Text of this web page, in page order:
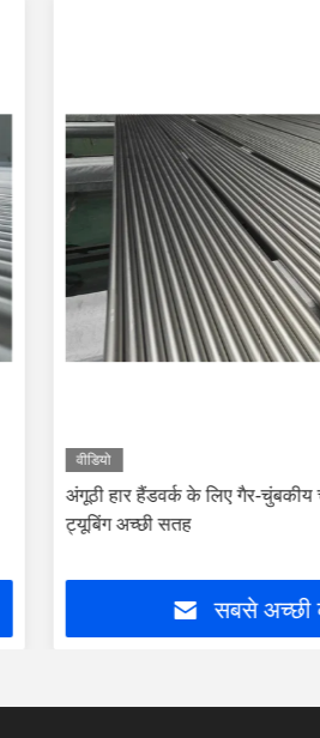
वीडियो
अंगूठी हार हैंडवर्क के लिए गैर-चुंबकीय
ट्यूबिंग अच्छी सतह
सबसे अच्छी